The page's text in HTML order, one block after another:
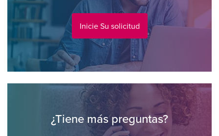
Inicie Su solicitud
¿Tiene más preguntas?